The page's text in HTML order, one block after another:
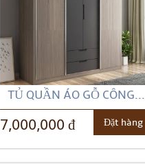
TỦ QUẦN ÁO GỖ CÔNG...
7,000,000 đ Đặt hàng